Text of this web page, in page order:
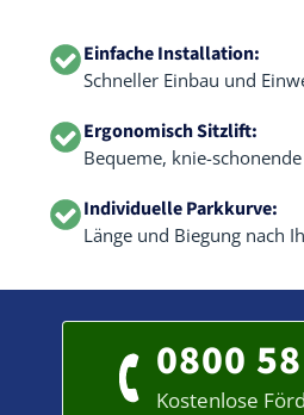
Einfache Installation:
Schneller Einbau und
Ergonomisch Sitzlift:
Bequeme, knie-
Individuelle Parkkurve:
Länge und Biegung nach
0800
Kostenlose